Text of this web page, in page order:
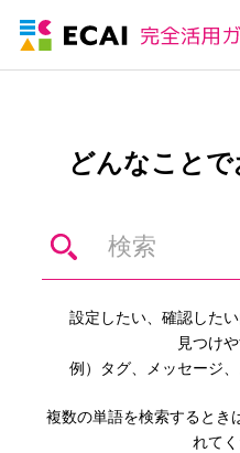
どんなこと
設定したい、確認した
見つけ
例）タグ、メッセージ
複数の単語を検索するとき
れてく